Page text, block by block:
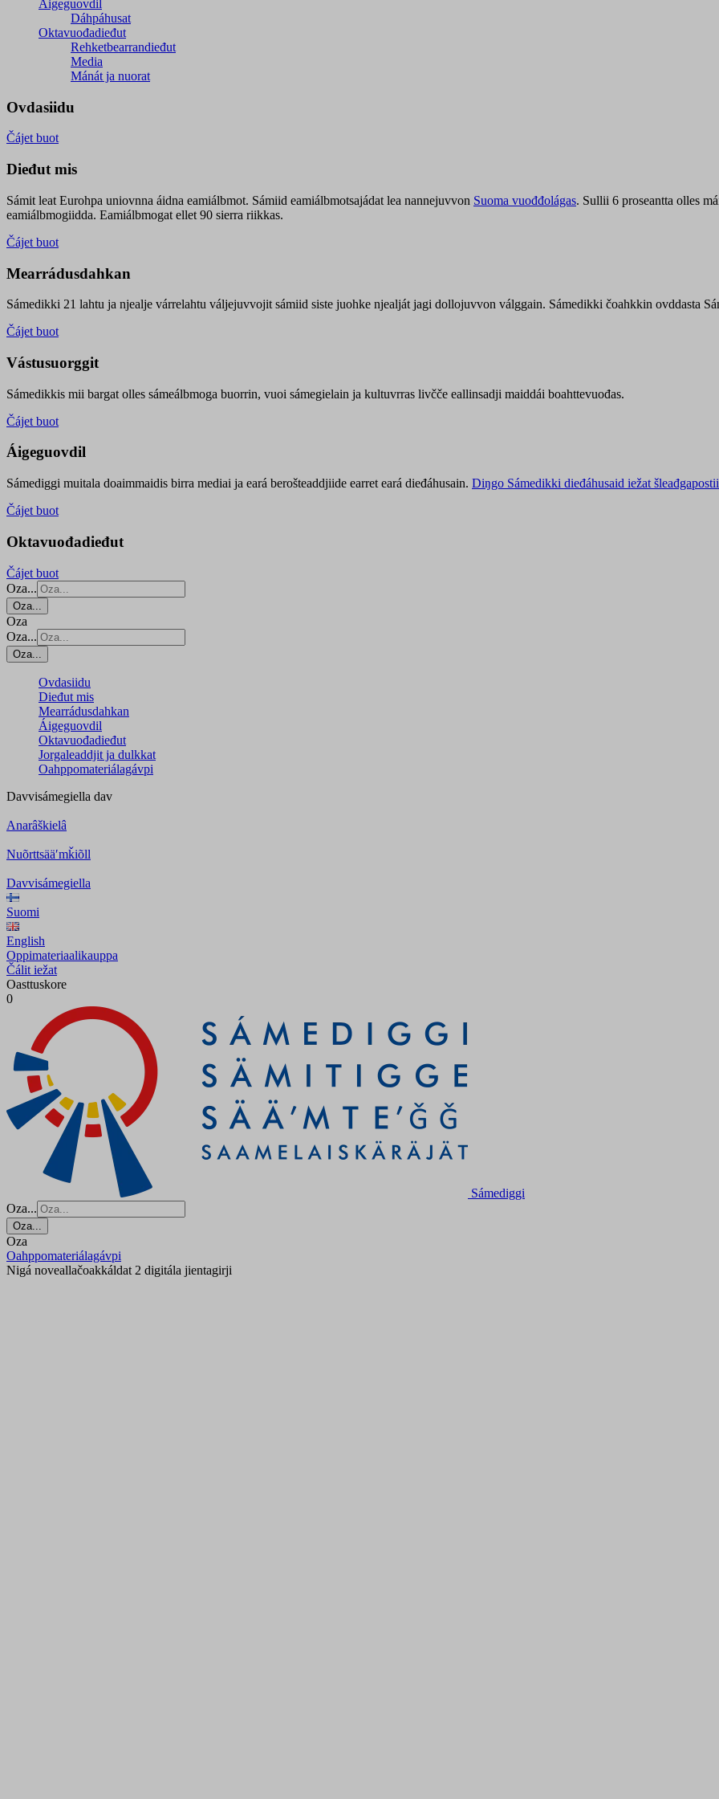
Áigeguovdil
Dáhpáhusat
Oktavuođadieđut
Rehketbearrandieđut
Media
Mánát ja nuorat
Ovdasiidu
Čájet buot
Dieđut mis
Sámit leat Eurohpa uniovnna áidna eamiálbmot. Sámiid eamiálbmotsajádat lea nannejuvvon Suoma vuođđolágas. Sullii 6 proseantta olles
eamiálbmogiidda. Eamiálbmogat ellet 90 sierra riikkas.
Čájet buot
Mearrádusdahkan
Sámedikki 21 lahtu ja njealje várrelahtu váljejuvvojit sámiid siste juohke njealját jagi dollojuvvon válggain. Sámedikki čoahkkin ovddasta
Čájet buot
Vástusuorggit
Sámedikkis mii bargat olles sámeálbmoga buorrin, vuoi sámegielain ja kultuvrras livčče eallinsadji maiddái boahttevuođas.
Čájet buot
Áigeguovdil
Sámediggi muitala doaimmaidis birra mediai ja eará berošteaddjiide earret eará dieđáhusain. Diŋgo Sámedikki dieđáhusaid iežat šleađgapostii
Čájet buot
Oktavuođadieđut
Čájet buot
Oza...
Oza...
Oza
Oza...
Oza...
Ovdasiidu
Dieđut mis
Mearrádusdahkan
Áigeguovdil
Oktavuođadieđut
Jorgaleaddjit ja dulkkat
Oahppomateriálagávpi
Davvisámegiella dav
Anarâškielâ
Nuõrttsääʹmǩiõll
Davvisámegiella
Suomi
English
Oppimateriaalikauppa
Čálit iežat
Oasttuskore
0
Sámediggi
Oza...
Oza...
Oza
Oahppomateriálagávpi
Nigá noveallačoakkáldat 2 digitála jientagirji